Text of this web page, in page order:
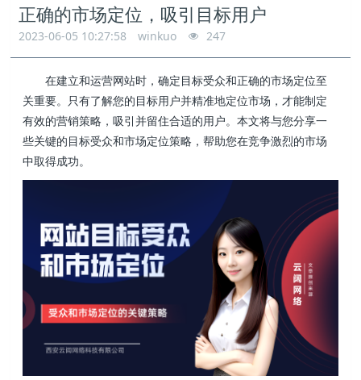
正确的市场定位，吸引目标用户
2023-06-05 10:27:58 winkuo 247
在建立和运营网站时，确定目标受众和正确的市场定位至
关重要。只有了解您的目标用户并精准地定位市场，才能制定
有效的营销策略，吸引并留住合适的用户。本文将与您分享一
些关键的目标受众和市场定位策略，帮助您在竞争激烈的市场
中取得成功。